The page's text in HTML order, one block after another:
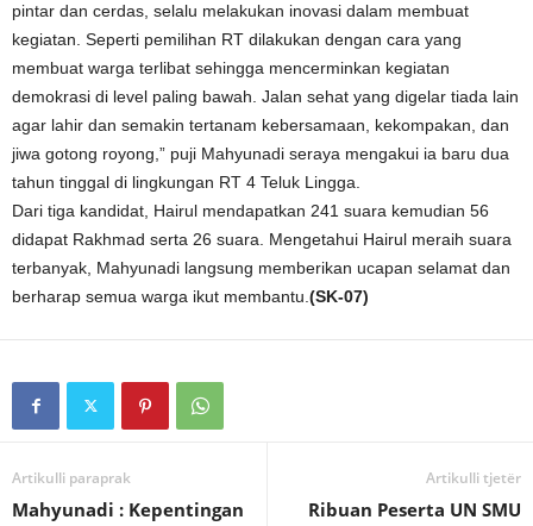
pintar dan cerdas, selalu melakukan inovasi dalam membuat
kegiatan. Seperti pemilihan RT dilakukan dengan cara yang
membuat warga terlibat sehingga mencerminkan kegiatan
demokrasi di level paling bawah. Jalan sehat yang digelar tiada lain
agar lahir dan semakin tertanam kebersamaan, kekompakan, dan
jiwa gotong royong,” puji Mahyunadi seraya mengakui ia baru dua
tahun tinggal di lingkungan RT 4 Teluk Lingga.
Dari tiga kandidat, Hairul mendapatkan 241 suara kemudian 56
didapat Rakhmad serta 26 suara. Mengetahui Hairul meraih suara
terbanyak, Mahyunadi langsung memberikan ucapan selamat dan
berharap semua warga ikut membantu. (SK-07)
Artikulli paraprak
Mahyunadi : Kepentingan
Artikulli tjetër
Ribuan Peserta UN SMU